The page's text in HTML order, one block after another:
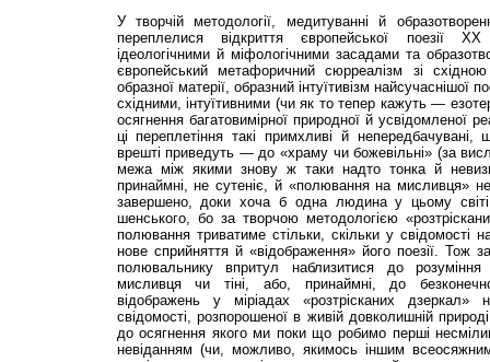
У творчій методології, медитуванні й
переплелися від­криття європейської поезії
ідеологічними й міфологічними засадами та
європейський метафоричний сюрреалізм зі
образної матерії, образний інтуїтивізм найсучаснішої
східними, інтуїтивними (чи як то тепер кажуть —
осягнення багатовимірної природної й усвідомленої
ці переплетіння такі примхливі й
врешті приведуть — до «храму чи божевільні» (за
межа між якими знову ж таки надто тонка й
принаймні, не сутеніє, й «полювання на мисливця»
завершено, доки хоча б одна людина у цьому
шенського, бо за творчою методологією
полювання триватиме стільки, скільки у свідомості
нове сприйняття й «відображення» його поезії. Тож
полювальнику впритул наблизитися до розуміння
мисливця чи тіні, або, принаймні, до
відображень у міріадах «розтрісканих дзеркал»
свідомості, розпорошеної в живій довколишній
до осягнення якого ми поки що робимо перші
невіданням (чи, можливо, якимось іншим